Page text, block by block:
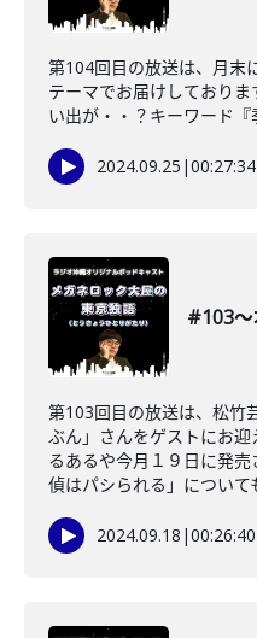
第104回目の放送は、月末
テーマでお届けしており
い出が・・？キーワード『
2024.09.25 |00:27:34
#103〜
第103回目の放送は、松竹
ぶん」さんをゲストにお
るあるや今月１９日に発
偵はパシられる」について
2024.09.18 |00:26:40